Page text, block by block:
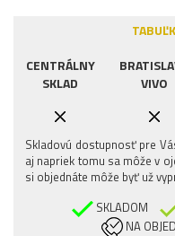
CENTRÁLNY
SKLAD
VIVO
Skladovú dostupnosť pre
aj napriek tomu sa môže v
si objednáte môže byť už
SKLADOM
NA